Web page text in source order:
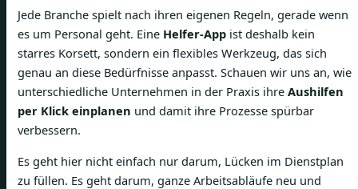
Jede Branche spielt nach ihren eigenen Regeln, gerade wenn
es um Personal geht. Eine Helfer-App ist deshalb kein
starres Korsett, sondern ein flexibles Werkzeug, das sich
genau an diese Bedürfnisse anpasst. Schauen wir uns an, wie
unterschiedliche Unternehmen in der Praxis ihre Aushilfen
per Klick einplanen und damit ihre Prozesse spürbar
verbessern.
Es geht hier nicht einfach nur darum, Lücken im Dienstplan
zu füllen. Es geht darum, ganze Arbeitsabläufe neu und